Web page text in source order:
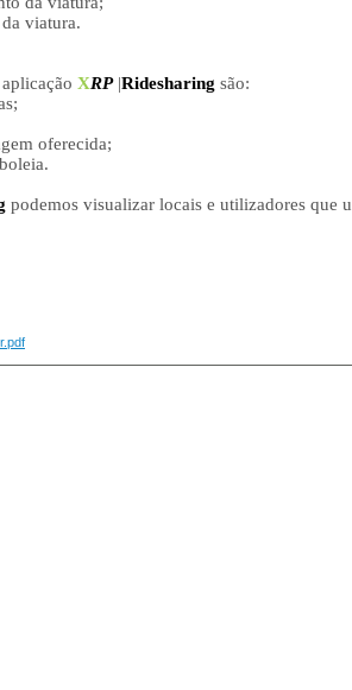
viatura.
XRP|Ridesharing são:
oferecida;
podemos visualizar locais e utilizadores que